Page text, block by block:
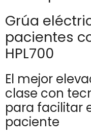
Grúa
pacientes
HPL700
El mejor
clase con
para facilitar
paciente